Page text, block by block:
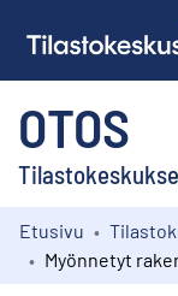
OTOS
Kokoelmat
Etusivu